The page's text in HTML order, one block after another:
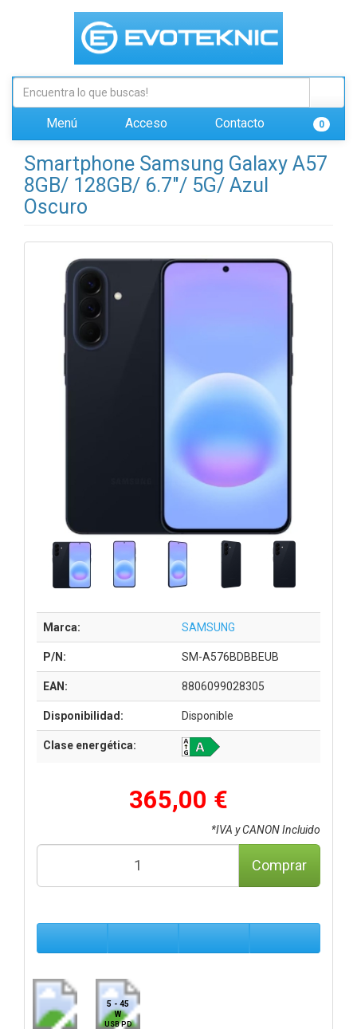
Menú Acceso Contacto 0
Smartphone Samsung Galaxy A57
8GB/ 128GB/ 6.7"/ 5G/ Azul
Oscuro
Marca: SAMSUNG
P/N: SM-A576BDBBEUB
EAN: 8806099028305
Disponibilidad: Disponible
Clase energética:
365,00 €
*IVA y CANON Incluido
Comprar
5 - 45
W
USB PD